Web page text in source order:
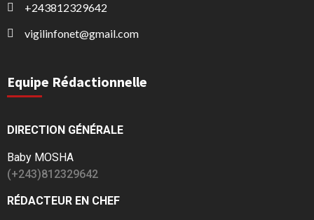
+243812329642
vigilinfonet@gmail.com
Equipe Rédactionnelle
DIRECTION GÉNÉRALE
Baby MOSHA
(+243)812329642
RÉDACTEUR EN CHEF